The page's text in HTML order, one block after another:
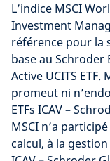
L’indice MSCI
Investment
référence pour la
base au Schroder
Active UCITS
promeut ni
ETFs ICAV –
MSCI n’a
calcul, à la